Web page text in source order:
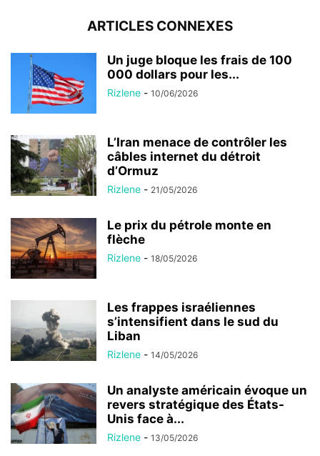
ARTICLES CONNEXES
Un juge bloque les frais de 100
000 dollars pour les...
Rizlene - 10/06/2026
L’Iran menace de contrôler les
câbles internet du détroit
d’Ormuz
Rizlene - 21/05/2026
Le prix du pétrole monte en
flèche
Rizlene - 18/05/2026
Les frappes israéliennes
s’intensifient dans le sud du
Liban
Rizlene - 14/05/2026
Un analyste américain évoque un
revers stratégique des États-
Unis face à...
Rizlene - 13/05/2026